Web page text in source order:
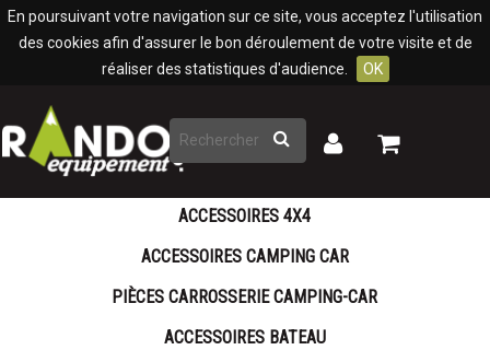
En poursuivant votre navigation sur ce site, vous acceptez l'utilisation
des cookies afin d'assurer le bon déroulement de votre visite et de
réaliser des statistiques d'audience.
OK
Rechercher
Mon
Mon
ACCESSOIRES 4X4
ACCESSOIRES CAMPING CAR
PIÈCES CARROSSERIE CAMPING-CAR
ACCESSOIRES BATEAU
Panneau de gestion des cookies